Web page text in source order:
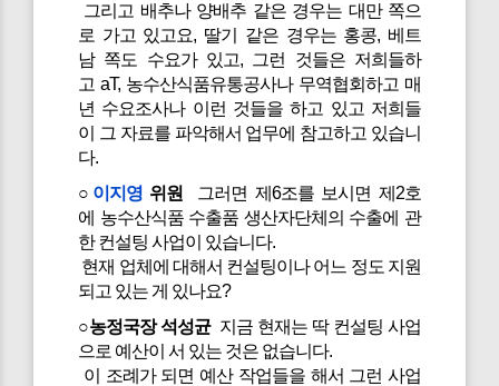
그리고 배추나 양배추 같은 경우는 대만 쪽으
로 가고 있고요, 딸기 같은 경우는 홍콩, 베트
남 쪽도 수요가 있고, 그런 것들은 저희들하
고 aT, 농수산식품유통공사나 무역협회하고 매
년 수요조사나 이런 것들을 하고 있고 저희들
이 그 자료를 파악해서 업무에 참고하고 있습니
다.
○ 이지영위원
그러면 제6조를 보시면 제2호
에 농수산식품 수출품 생산자단체의 수출에 관
한 컨설팅 사업이 있습니다.
현재 업체에 대해서 컨설팅이나 어느 정도 지원
되고 있는 게 있나요?
○농정국장 석성균지금 현재는 딱 컨설팅 사업
으로 예산이 서 있는 것은 없습니다.
이 조례가 되면 예산 작업들을 해서 그런 사업